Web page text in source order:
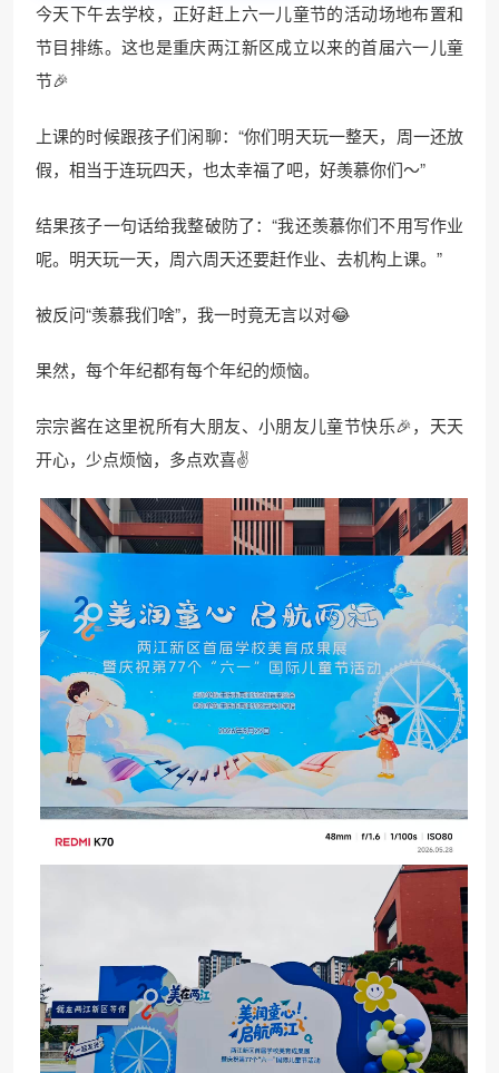
❆
今天下午去学校，正好赶上六一儿童节的活动场地布置和
节目排练。这也是重庆两江新区成立以来的首届六一儿童
节🎉
上课的时候跟孩子们闲聊：“你们明天玩一整天，周一还放
假，相当于连玩四天，也太幸福了吧，好羡慕你们～”
结果孩子一句话给我整破防了：“我还羡慕你们不用写作业
呢。明天玩一天，周六周天还要赶作业、去机构上课。”
被反问“羡慕我们啥”，我一时竟无言以对😂
果然，每个年纪都有每个年纪的烦恼。
宗宗酱在这里祝所有大朋友、小朋友儿童节快乐🎉，天天
开心，少点烦恼，多点欢喜✌️